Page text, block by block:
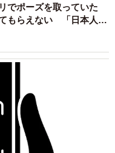
でポーズを取っていた
もらえない 「日本人は
6時間で3万円払った」